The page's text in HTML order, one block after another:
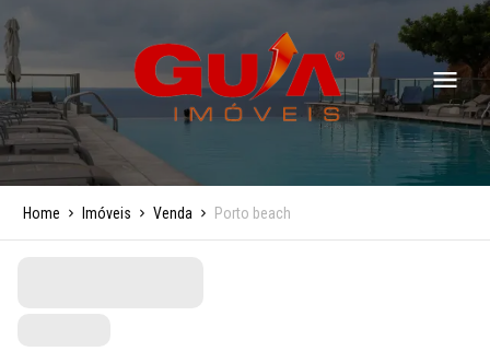
Home Imóveis Venda Porto beach